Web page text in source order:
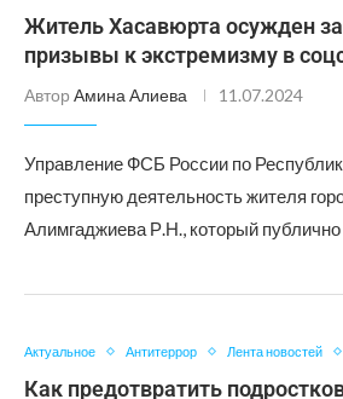
Житель Хасавюрта осужден
призывы к экстремизму в
Автор Амина Алиева 11.07.2024
Управление ФСБ России по
преступную деятельность жителя
Алимгаджиева Р.Н., который
Актуальное Антитеррор Лента новостей
Как предотвратить